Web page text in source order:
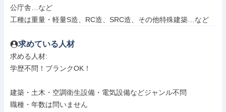
公庁舎…など
工種は重量・軽量S造、RC造、SRC造、その他特殊建築…など
求めている人材
求める人材:
学歴不問！ブランクOK！
建築・土木・空調衛生設備・電気設備などジャンル不問
職種・年数は問いません